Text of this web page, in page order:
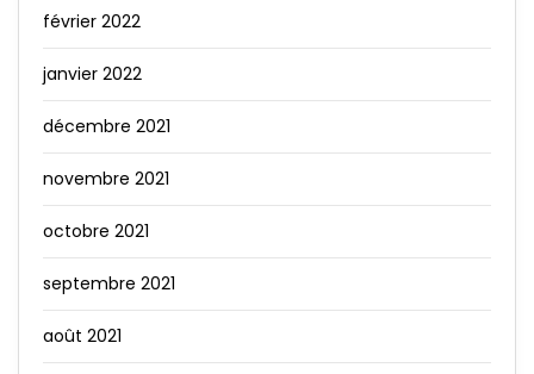
février 2022
janvier 2022
décembre 2021
novembre 2021
octobre 2021
septembre 2021
août 2021